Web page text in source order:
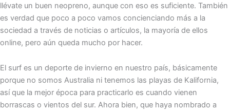
llévate un buen neopreno, aunque con eso es suficiente. También
es verdad que poco a poco vamos concienciando más a la
sociedad a través de noticias o artículos, la mayoría de ellos
online, pero aún queda mucho por hacer.
El surf es un deporte de invierno en nuestro país, básicamente
porque no somos Australia ni tenemos las playas de Kalifornia,
así que la mejor época para practicarlo es cuando vienen
borrascas o vientos del sur. Ahora bien, que haya nombrado a